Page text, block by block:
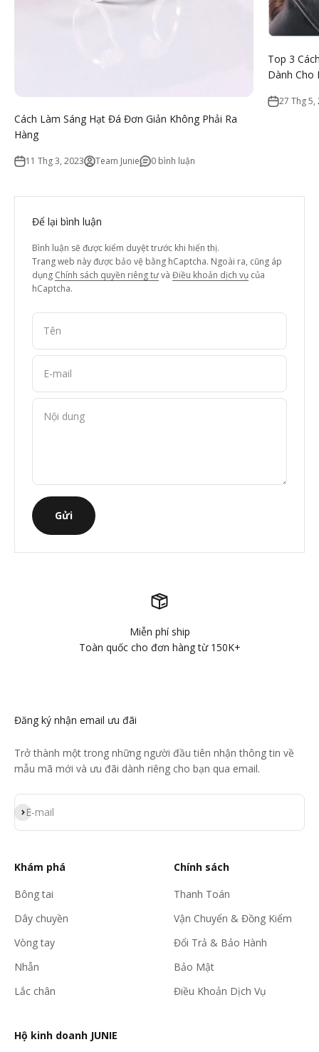
Cách Làm Sáng Hạt Đá Đơn Giản Không Phải Ra
Hàng
11 Thg 3, 2023 Team Junie 0 bình luận
Top 3
Dành Cho
27 Thg 5,
Để lại bình luận
Bình luận sẽ được kiểm duyệt trước khi hiển thị.
Trang web này được bảo vệ bằng hCaptcha. Ngoài ra, cũng áp
dụng Chính sách quyền riêng tưvà Điều khoản dịch vụ của
hCaptcha.
Tên
E-mail
Nội dung
Gửi
Miễn phí ship
Toàn quốc cho đơn hàng từ 150K+
Đăng ký nhận email ưu đãi
Trở thành một trong những người đầu tiên nhận thông tin về
mẫu mã mới và ưu đãi dành riêng cho bạn qua email.
E-mail
Đăng ký
Khám phá
Bông tai
Dây chuyền
Vòng tay
Nhẫn
Lắc chân
Chính sách
Thanh Toán
Vận Chuyển & Đồng Kiểm
Đổi Trả & Bảo Hành
Bảo Mật
Điều Khoản Dịch Vụ
Hộ kinh doanh JUNIE